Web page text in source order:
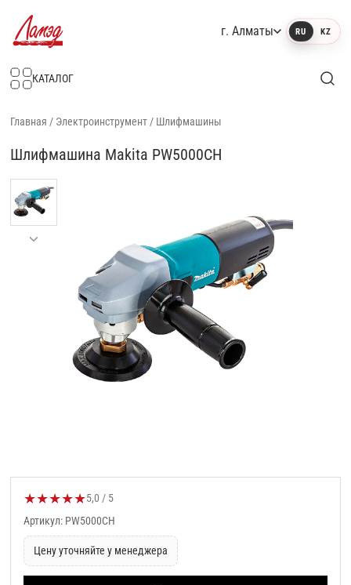
г. Алматы RU KZ
КАТАЛОГ
Главная / Электроинструмент / Шлифмашины
Шлифмашина Makita PW5000CH
★★★★★Оценка товара:
5,0 / 5
Артикул: PW5000CH
Цену уточняйте у менеджера